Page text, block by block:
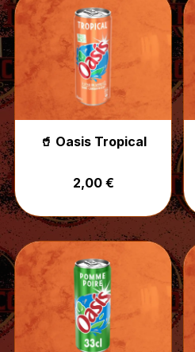
🥤 Oasis Tropical
2,00 €